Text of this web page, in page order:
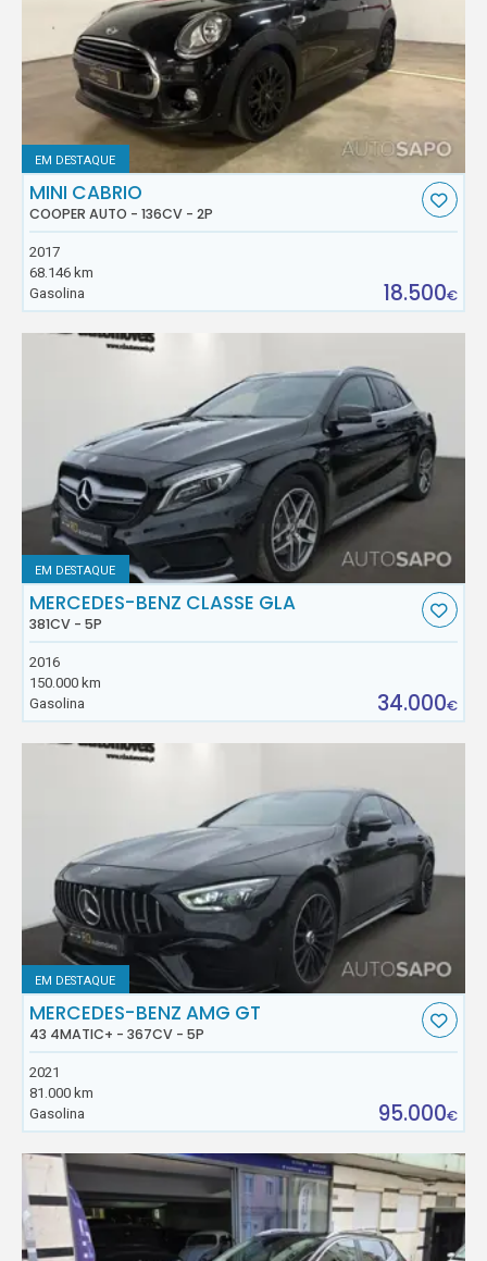
EM DESTAQUE
MINI CABRIO
COOPER AUTO - 136CV - 2P
2017
68.146 km
Gasolina
18.500€
EM DESTAQUE
MERCEDES-BENZ CLASSE GLA
381CV - 5P
2016
150.000 km
Gasolina
34.000€
EM DESTAQUE
MERCEDES-BENZ AMG GT
43 4MATIC+ - 367CV - 5P
2021
81.000 km
Gasolina
95.000€